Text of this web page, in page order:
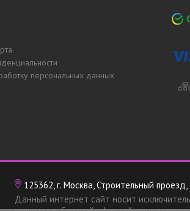
персональных данных
125362, г. Москва, Строительный
Данный интернет сайт носит